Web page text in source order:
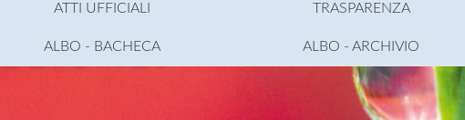
ATTI UFFICIALI TRASPARENZA
ALBO - BACHECA ALBO - ARCHIVIO